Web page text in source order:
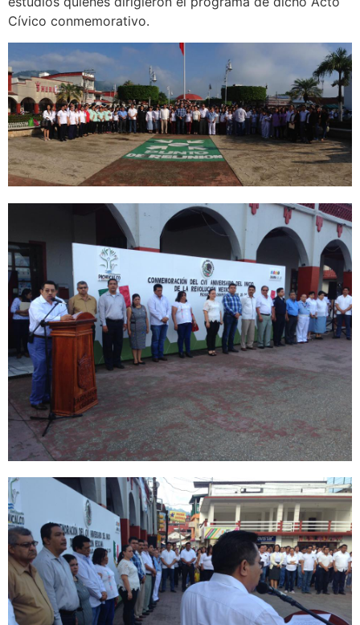
Cívico conmemorativo.